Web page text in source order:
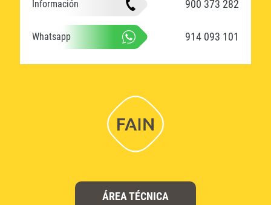
Información 900 373 282
Whatsapp 914 093 101
ÁREA TÉCNICA